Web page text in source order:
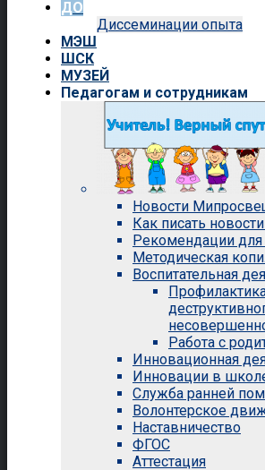
ДО
Диссеминации опыта
МЭШ
ШСК
МУЗЕЙ
Педагогам и сотрудникам
Новости
Как писать
Рекомендации для
Методическая
Воспитательная
Работа с
Инновационная
Инновации в
Служба ранней
Волонтерское
Наставничество
ФГОС
Аттестация